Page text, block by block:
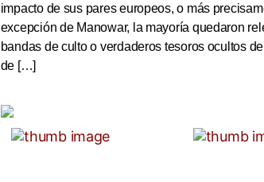
impacto de sus pares europeos, o más
excepción de Manowar, la mayoría quedaron
bandas de culto o verdaderos tesoros ocultos
de […]